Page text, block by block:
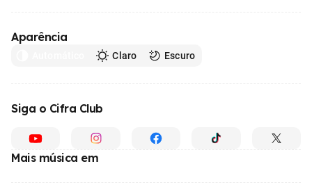
Aparência
Claro Escuro
Siga o Cifra Club
Mais música em